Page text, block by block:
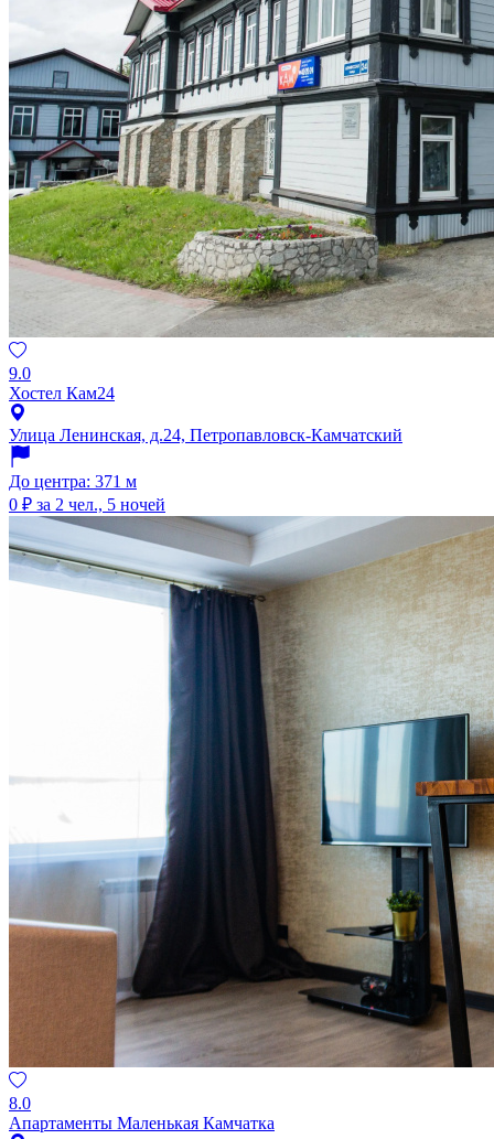
9.0
Хостел Кам24
Улица Ленинская, д.24, Петропавловск-Камчатский
До центра: 371 м
0 ₽ за 2 чел., 5 ночей
8.0
Апартаменты Маленькая Камчатка